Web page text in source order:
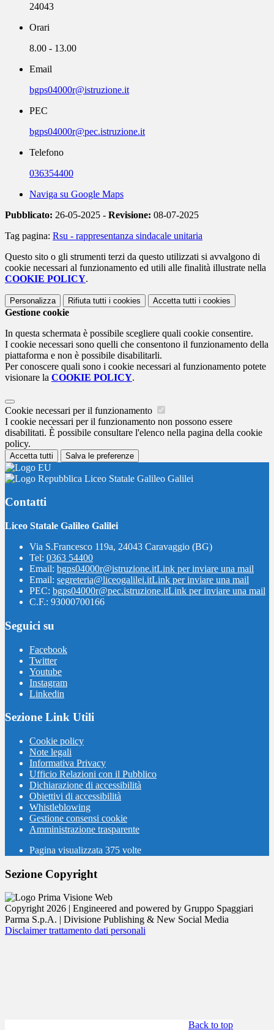
24043
Orari
8.00 - 13.00
Email
bgps04000r@istruzione.it
PEC
bgps04000r@pec.istruzione.it
Telefono
036354400
Naviga su Google Maps
Pubblicato: 26-05-2025 - Revisione: 08-07-2025
Tag pagina: Rsu - rappresentanza sindacale unitaria
Questo sito o gli strumenti terzi da questo utilizzati si avvalgono di
cookie necessari al funzionamento ed utili alle finalità illustrate nella
COOKIE POLICY.
Personalizza Rifiuta tutti i cookies Accetta tutti i cookies
Gestione cookie
In questa schermata è possibile scegliere quali cookie consentire.
I cookie necessari sono quelli che consentono il funzionamento della
piattaforma e non è possibile disabilitarli.
Per conoscere quali sono i cookie necessari al funzionamento potete
visionare la COOKIE POLICY.
Cookie necessari per il funzionamento
I cookie necessari per il funzionamento non possono essere
disabilitati. È possibile consultare l'elenco nella pagina della cookie
policy.
Accetta tutti Salva le preferenze
Liceo Statale Galileo Galilei
Contatti
Liceo Statale Galileo Galilei
Via S.Francesco 119a, 24043 Caravaggio (BG)
Tel: 0363 54400
Email: bgps04000r@istruzione.itLink per inviare una mail
Email: segreteria@liceogalilei.itLink per inviare una mail
PEC: bgps04000r@pec.istruzione.itLink per inviare una mail
C.F.: 93000700166
Seguici su
Facebook
Twitter
Youtube
Instagram
Linkedin
Sezione Link Utili
Cookie policy
Note legali
Informativa Privacy
Ufficio Relazioni con il Pubblico
Dichiarazione di accessibilità
Obiettivi di accessibilità
Whistleblowing
Gestione consensi cookie
Amministrazione trasparente
Pagina visualizzata 375 volte
Sezione Copyright
Copyright 2026 | Engineered and powered by Gruppo Spaggiari
Parma S.p.A. | Divisione Publishing & New Social Media
Disclaimer trattamento dati personali
Back to top